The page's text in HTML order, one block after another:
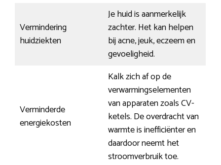
Vermindering
huidziekten
Je huid is aanmerkelijk
zachter. Het kan helpen
bij acne, jeuk, eczeem en
gevoeligheid.
Verminderde
energiekosten
Kalk zich af op de
verwarmingselementen
van apparaten zoals CV-
ketels. De overdracht van
warmte is inefficiënter en
daardoor neemt het
stroomverbruik toe.